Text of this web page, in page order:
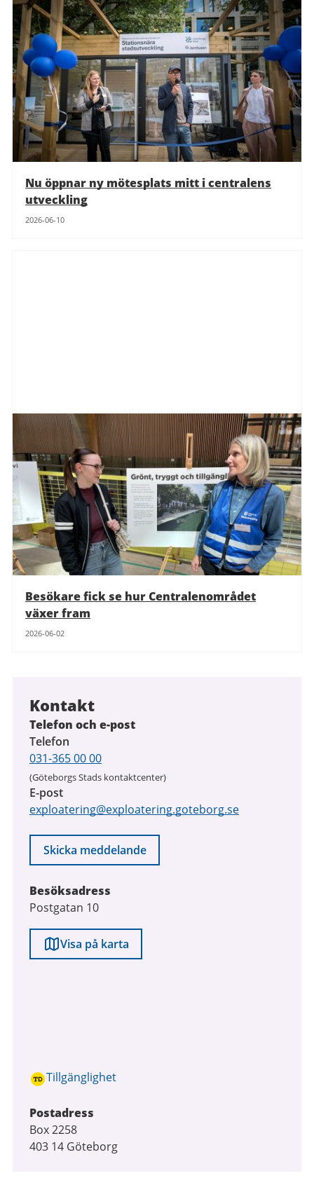
Nu öppnar ny mötesplats mitt i centralens
utveckling
2026-06-10
Besökare fick se hur Centralenområdet
växer fram
2026-06-02
Kontakt
Telefon och e-post
Telefon
031-365 00 00
(Göteborgs Stads kontaktcenter)
E-post
exploatering@exploatering.goteborg.se
Skicka meddelande
Besöksadress
Postgatan 10
Visa på karta
Tillgänglighet
Postadress
Box 2258
403 14 Göteborg